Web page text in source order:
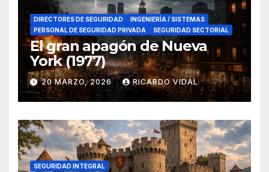
DIRECTORES DE SEGURIDAD
INGENIERÍA / SISTEMAS
PERSONAL DE SEGURIDAD PRIVADA
SEGURIDAD SECTORIAL
El gran apagón de Nueva
York (1977)
20 MARZO, 2026 RICARDO VIDAL
SEGURIDAD INTEGRAL